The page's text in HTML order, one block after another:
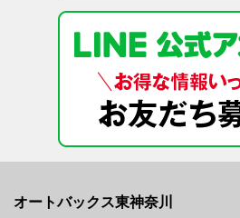
オートバックス東神奈川